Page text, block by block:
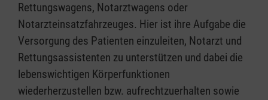
Rettungswagens, Notarztwagens oder
Notarzteinsatzfahrzeuges. Hier ist ihre Aufgabe die
Versorgung des Patienten einzuleiten, Notarzt und
Rettungsassistenten zu unterstützen und dabei die
lebenswichtigen Körperfunktionen
wiederherzustellen bzw. aufrechtzuerhalten sowie